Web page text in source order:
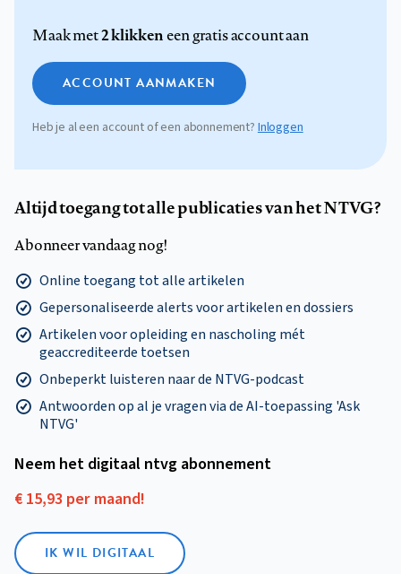
Maak met2 klikkeneen gratis account aan
ACCOUNT AANMAKEN
Heb je al een account of een abonnement? Inloggen
Altijd toegang tot alle publicaties van het NTVG?
Abonneer vandaag nog!
Online toegang tot alle artikelen
Gepersonaliseerde alerts voor artikelen en dossiers
Artikelen voor opleiding en nascholing mét
geaccrediteerde toetsen
Onbeperkt luisteren naar de NTVG-podcast
Antwoorden op al je vragen via de AI-toepassing 'Ask
NTVG'
Neem het digitaal ntvg abonnement
€ 15,93 per maand!
IK WIL DIGITAAL